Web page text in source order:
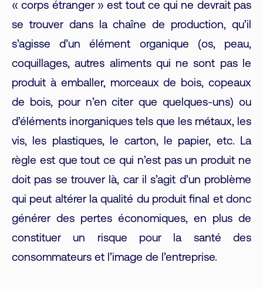
« corps étranger » est tout ce qui ne devrait pas
se trouver dans la chaîne de production, qu’il
s’agisse d’un élément organique (os, peau,
coquillages, autres aliments qui ne sont pas le
produit à emballer, morceaux de bois, copeaux
de bois, pour n’en citer que quelques-uns) ou
d’éléments inorganiques tels que les métaux, les
vis, les plastiques, le carton, le papier, etc. La
règle est que tout ce qui n’est pas un produit ne
doit pas se trouver là, car il s’agit d’un problème
qui peut altérer la qualité du produit final et donc
générer des pertes économiques, en plus de
constituer un risque pour la santé des
consommateurs et l’image de l’entreprise.